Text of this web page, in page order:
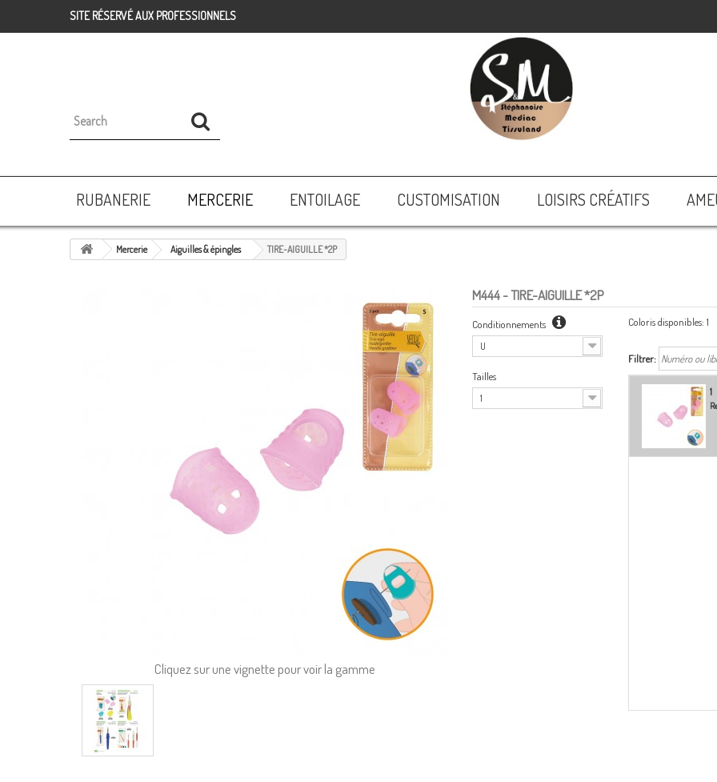
SITE RÉSERVÉ AUX PROFESSIONNELS
RUBANERIE MERCERIE ENTOILAGE CUSTOMISATION LOISIRS CRÉATIFS
Mercerie Aiguilles & épingles TIRE-AIGUILLE *2P
Cliquez sur une vignette pour voir la gamme
M444- TIRE-AIGUILLE *2P
Conditionnements
U
Tailles
1
Coloris disponibles: 1
Filtrer:
1